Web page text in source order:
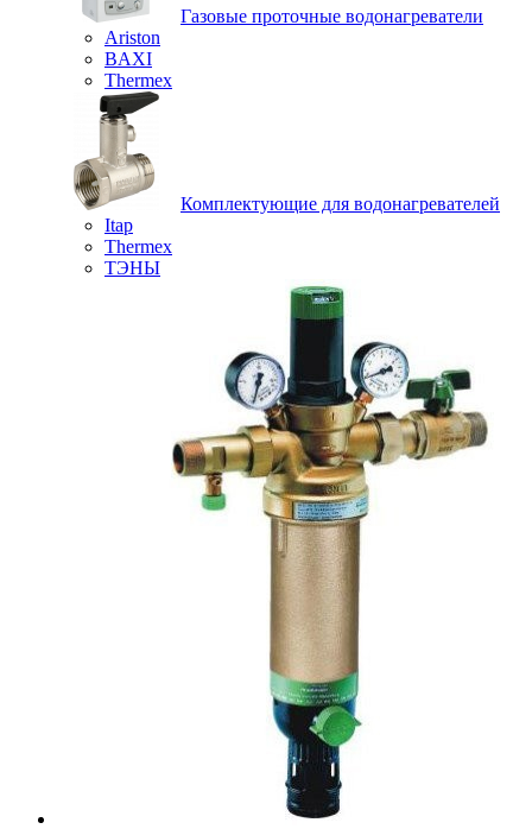
Газовые проточные водонагреватели
Ariston
BAXI
Thermex
Комплектующие для водонагревателей
Itap
Thermex
ТЭНЫ